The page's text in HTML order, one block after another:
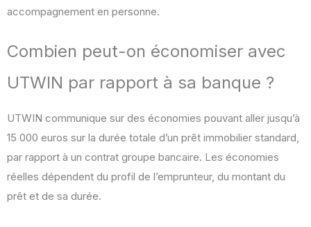
accompagnement en personne.
Combien peut-on économiser avec
UTWIN par rapport à sa banque ?
UTWIN communique sur des économies pouvant aller jusqu’à
15 000 euros sur la durée totale d’un prêt immobilier standard,
par rapport à un contrat groupe bancaire. Les économies
réelles dépendent du profil de l’emprunteur, du montant du
prêt et de sa durée.